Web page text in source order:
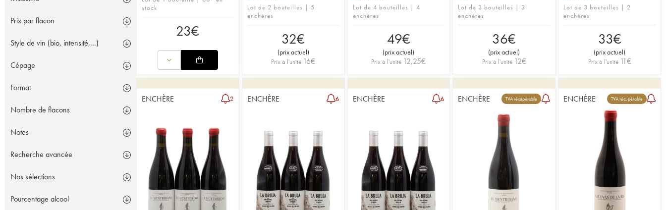
Prix par flacon
Style de vin (bio, intensité,...)
Cépage
Format
Nombre de flacons
Notes
Recherche avancée
Nos sélections
Pourcentage alcool
stock
23€
Lot de 2 bouteilles | 5
enchères
32€
(prix actuel)
Prix à l'unité 16€
Lot de 4 bouteilles | 4
enchères
49€
(prix actuel)
Prix à l'unité 12,25€
Lot de 3 bouteilles | 3
enchères
36€
(prix actuel)
Prix à l'unité 12€
Lot de 3 bouteilles | 2
enchères
33€
(prix actuel)
Prix à l'unité 11€
ENCHÈRE 2 ENCHÈRE 6 ENCHÈRE 6 ENCHÈRE TVA récupérable ENCHÈRE TVA récupérable